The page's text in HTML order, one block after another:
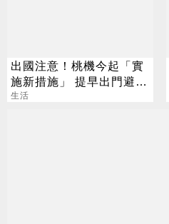
出國注意！桃機今起「實
施新措施」 提早出門避免
延誤登機
生活